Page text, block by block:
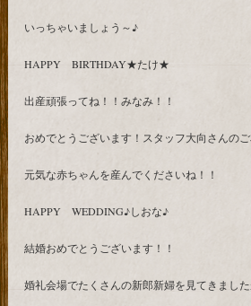
いっちゃいましょう～♪
HAPPY BIRTHDAY★たけ★
出産頑張ってね！！みなみ！！
おめでとうございます！スタッフ大向さんのご
元気な赤ちゃんを産んでくださいね！！
HAPPY WEDDING♪しおな♪
結婚おめでとうございます！！
婚礼会場でたくさんの新郎新婦を見てきまし